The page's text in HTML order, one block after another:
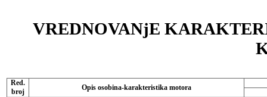
VREDNOVANjE
Red.
broj
Opis osobina-karakteristika motora